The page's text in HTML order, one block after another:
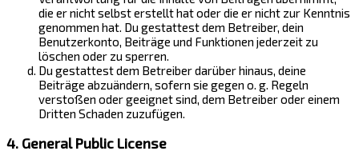
die er nicht selbst erstellt hat oder die er nicht zur Kenntnis
genommen hat. Du gestattest dem Betreiber, dein
Benutzerkonto, Beiträge und Funktionen jederzeit zu
löschen oder zu sperren.
Du gestattest dem Betreiber darüber hinaus, deine
Beiträge abzuändern, sofern sie gegen o. g. Regeln
verstoßen oder geeignet sind, dem Betreiber oder einem
Dritten Schaden zuzufügen.
4. General Public License